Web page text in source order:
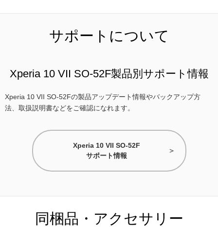
サポートについて
Xperia 10 VII SO-52F製品別サポート情報
Xperia 10 VII SO-52Fの製品アップデート情報やバックアップ方
法、取扱説明書などをご確認になれます。
Xperia 10 VII SO-52F
サポート情報
同梱品・アクセサリー